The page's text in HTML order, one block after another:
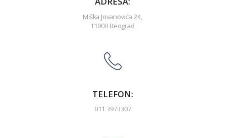
Miška Jovanovića 24,
11000 Beograd
TELEFON:
011 3973307